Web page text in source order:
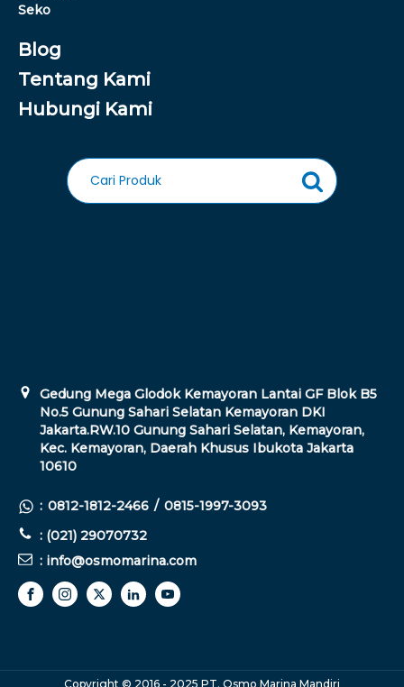
Seko
Blog
Tentang Kami
Hubungi Kami
Gedung Mega Glodok Kemayoran Lantai GF Blok B5
No.5 Gunung Sahari Selatan Kemayoran DKI
Jakarta.RW.10 Gunung Sahari Selatan, Kemayoran,
Kec. Kemayoran, Daerah Khusus Ibukota Jakarta
10610
: 0812-1812-2466 / 0815-1997-3093
: (021) 29070732
: info@osmomarina.com
Copyright © 2016 - 2025 PT. Osmo Marina Mandiri